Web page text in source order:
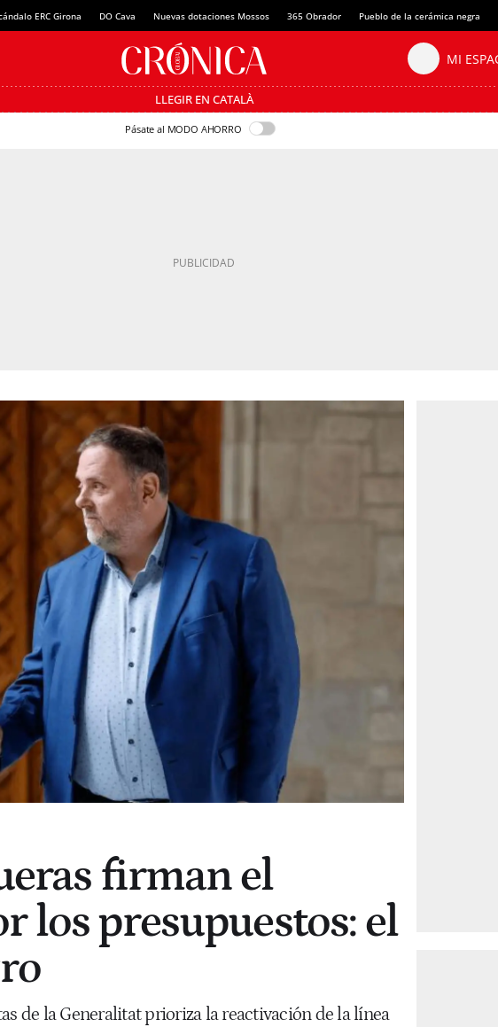
ERC Girona DO Cava Nuevas dotaciones Mossos 365 Obrador Pueblo de la cerámica negra
LLEGIR EN CATALÀ
Pásate al MODO AHORRO
firman el
los presupuestos: el
de la Generalitat prioriza la reactivación de la línea